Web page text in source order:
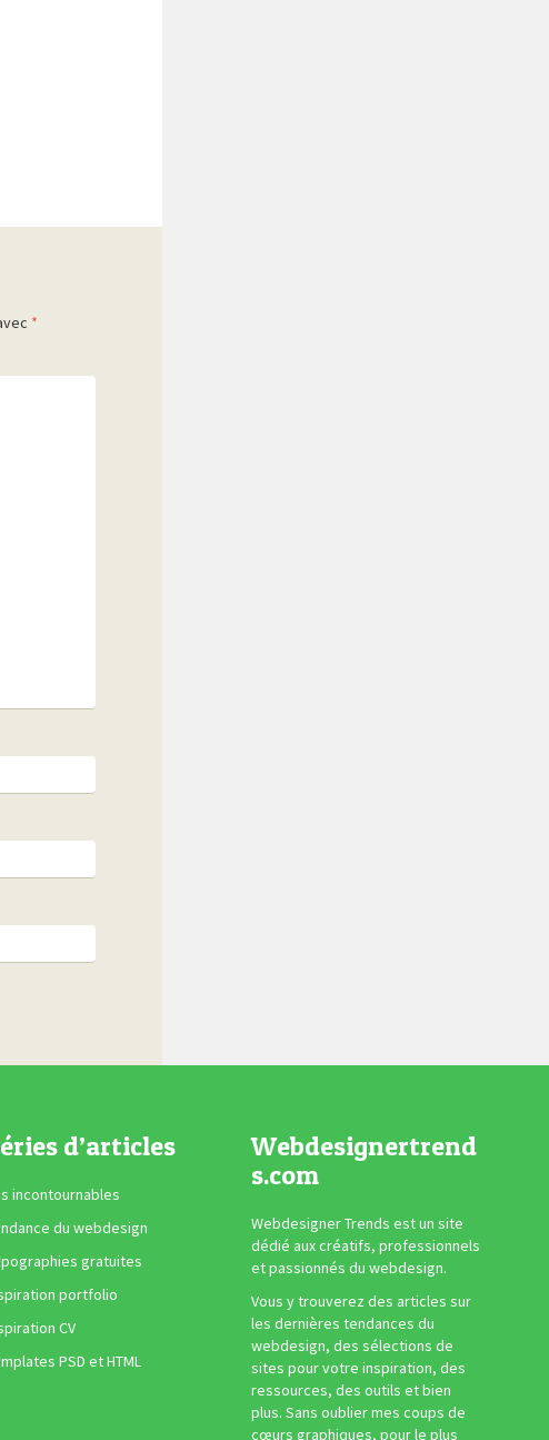
*
d’articles
incontournables
du webdesign
gratuites
portfolio
CV
PSD et HTML
Webdesignertrend
s.com
Webdesigner Trends est un site
dédié aux créatifs, professionnels
et passionnés du webdesign.
Vous y trouverez des articles sur
les dernières tendances du
webdesign, des sélections de
sites pour votre inspiration, des
ressources, des outils et bien
plus. Sans oublier mes coups de
cœurs graphiques, pour le plus